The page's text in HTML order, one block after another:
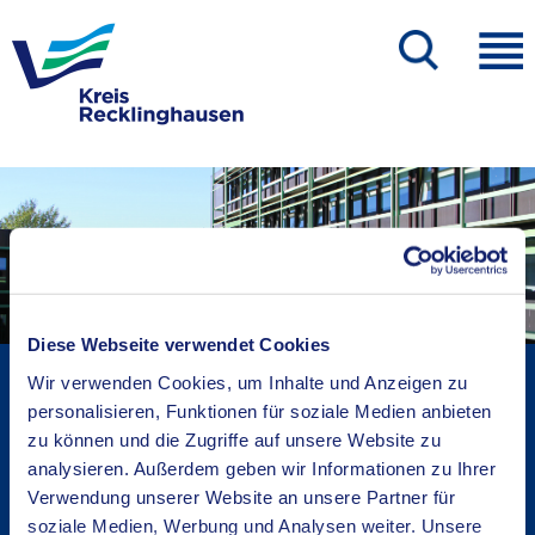
Diese Webseite verwendet Cookies
Wir verwenden Cookies, um Inhalte und Anzeigen zu
personalisieren, Funktionen für soziale Medien anbieten
zu können und die Zugriffe auf unsere Website zu
analysieren. Außerdem geben wir Informationen zu Ihrer
Verwendung unserer Website an unsere Partner für
soziale Medien, Werbung und Analysen weiter. Unsere
Kreisverwaltung A-Z
Bekanntmachungen
Ortsrecht
Karriere beim Kreis
Bürger-, Ideen- und Beschwerdecenter